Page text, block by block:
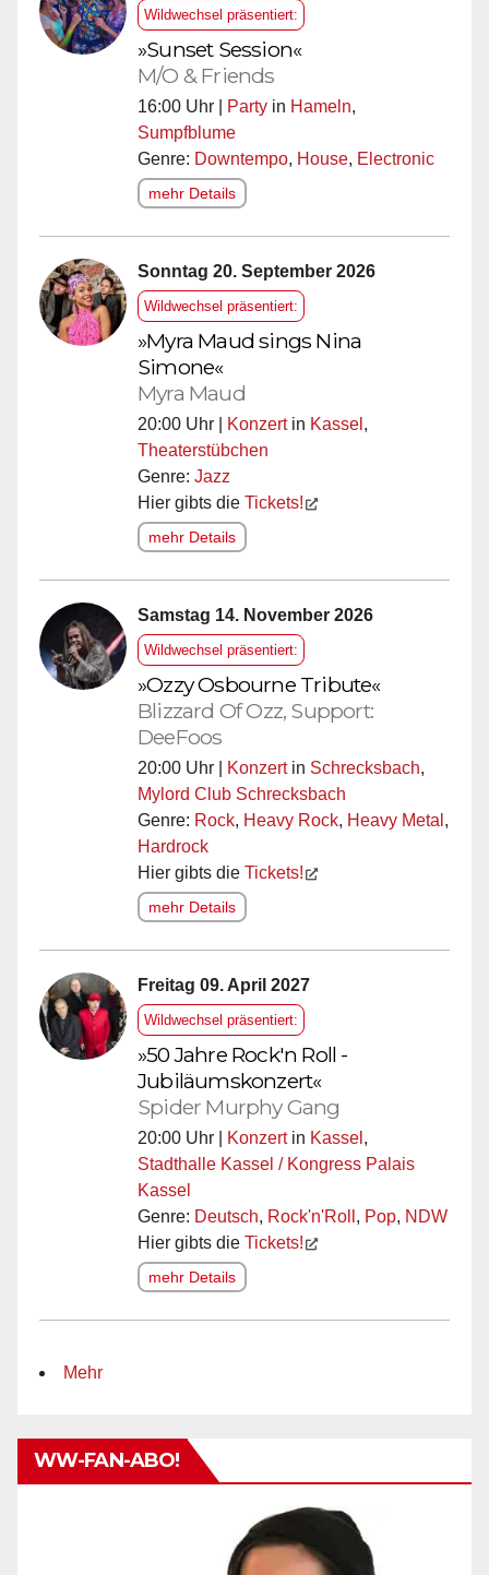
Wildwechsel präsentiert:
»Sunset Session«
M/O & Friends
16:00 Uhr | Party in Hameln,
Sumpfblume
Genre: Downtempo, House, Electronic
mehr Details
Sonntag 20. September 2026
Wildwechsel präsentiert:
»Myra Maud sings Nina
Simone«
Myra Maud
20:00 Uhr | Konzertin Kassel ,
Theaterstübchen
Genre: Jazz
Hier gibts die Tickets!
mehr Details
Samstag 14. November 2026
Wildwechsel präsentiert:
»Ozzy Osbourne Tribute«
Blizzard Of Ozz, Support:
DeeFoos
20:00 Uhr | Konzertin Schrecksbach,
Mylord Club Schrecksbach
Genre: Rock, Heavy Rock, Heavy Metal ,
Hardrock
Hier gibts die Tickets!
mehr Details
Freitag 09. April 2027
Wildwechsel präsentiert:
»50 Jahre Rock'n Roll -
Jubiläumskonzert«
Spider Murphy Gang
20:00 Uhr | Konzertin Kassel ,
Stadthalle Kassel / Kongress Palais
Kassel
Genre: Deutsch, Rock'n'Roll , Pop, NDW
Hier gibts die Tickets!
mehr Details
Mehr
WW-FAN-ABO!